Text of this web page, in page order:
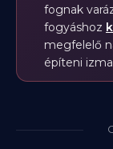
fognak
fogyáshoz
megfelelő
építeni